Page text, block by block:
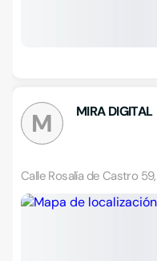
M MIRA DIGITAL
Calle Rosalía de Castro